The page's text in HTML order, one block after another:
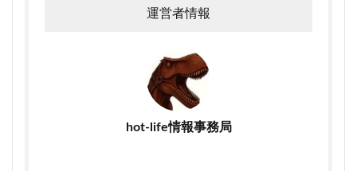
運営者情報
hot-life情報事務局